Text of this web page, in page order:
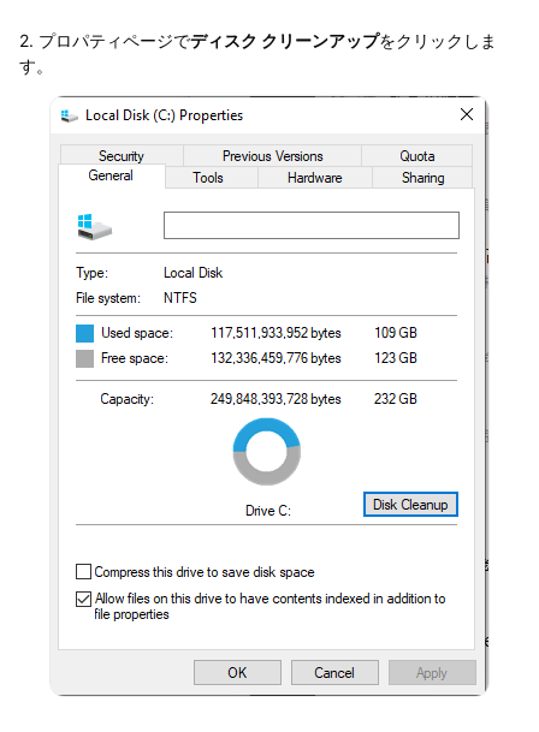
2. プロパティページでディスク クリーンアップをクリックしま
す。